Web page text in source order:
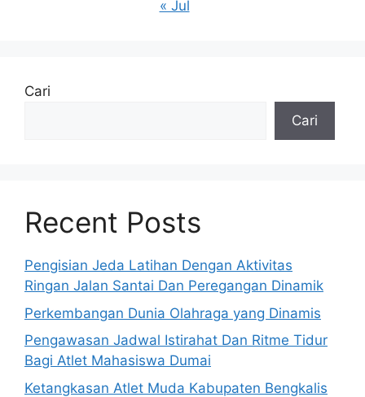
« Jul
Cari
Cari
Recent Posts
Pengisian Jeda Latihan Dengan Aktivitas
Ringan Jalan Santai Dan Peregangan Dinamik
Perkembangan Dunia Olahraga yang Dinamis
Pengawasan Jadwal Istirahat Dan Ritme Tidur
Bagi Atlet Mahasiswa Dumai
Ketangkasan Atlet Muda Kabupaten Bengkalis